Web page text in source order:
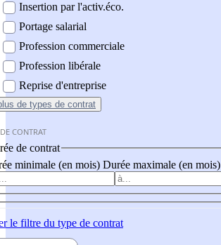
Insertion par l'activ.éco.
Portage salarial
Profession commerciale
Profession libérale
Reprise d'entreprise
de types de contrat
CONTRAT
de contrat
minimale (en mois) Durée maximale (en mois)
le filtre du type de contrat